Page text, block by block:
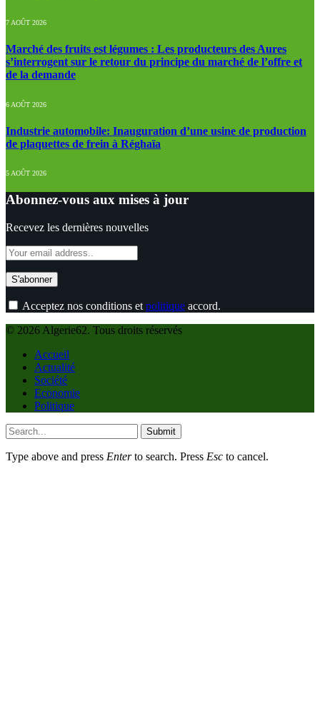
7 AOÛT 2026
Marché des fruits est légumes : Les producteurs des Aures
s’interrogent sur le retour du principe du marché de l’offre et
de la demande
6 AOÛT 2026
Industrie automobile: Inauguration d’une usine de production
de plaquettes de frein à Réghaïa
5 AOÛT 2026
Abonnez-vous aux mises à jour
Recevez les dernières nouvelles
Acceptez nos conditions et politique accord.
© 2026 Algerie62. Tous droits réservés
Accueil
Actualité
Société
Economie
Politique
Submit
Type above and press Enterto search. Press Esc to cancel.